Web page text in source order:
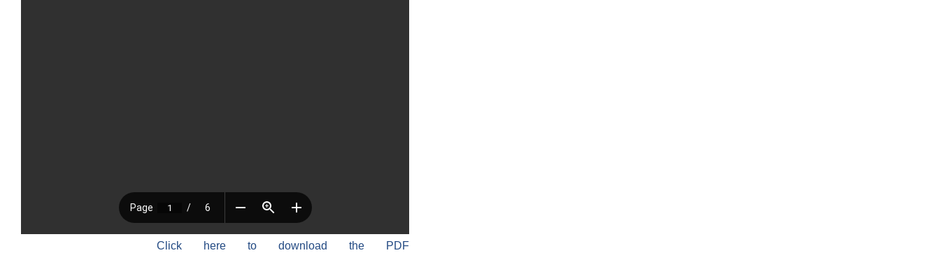
Click here to download the PDF